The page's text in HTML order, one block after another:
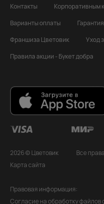
Контакты
Корпоративным
Варианты оплаты
Франшиза Цветовик
Уход
Правила акции - Букет добра
2026 © Цветовик
Все
Карта сайта
Правовая информация:
Согласие на обработку файлов